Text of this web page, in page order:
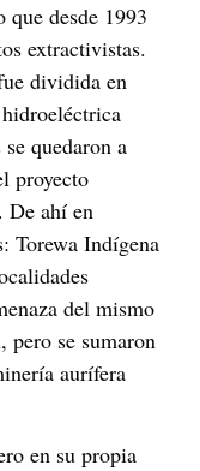
que desde 1993
extractivistas.
dividida en
quedaron a
proyecto
De ahí en
Torewa Indígena
del mismo
pero se sumaron
aurífera
en su propia